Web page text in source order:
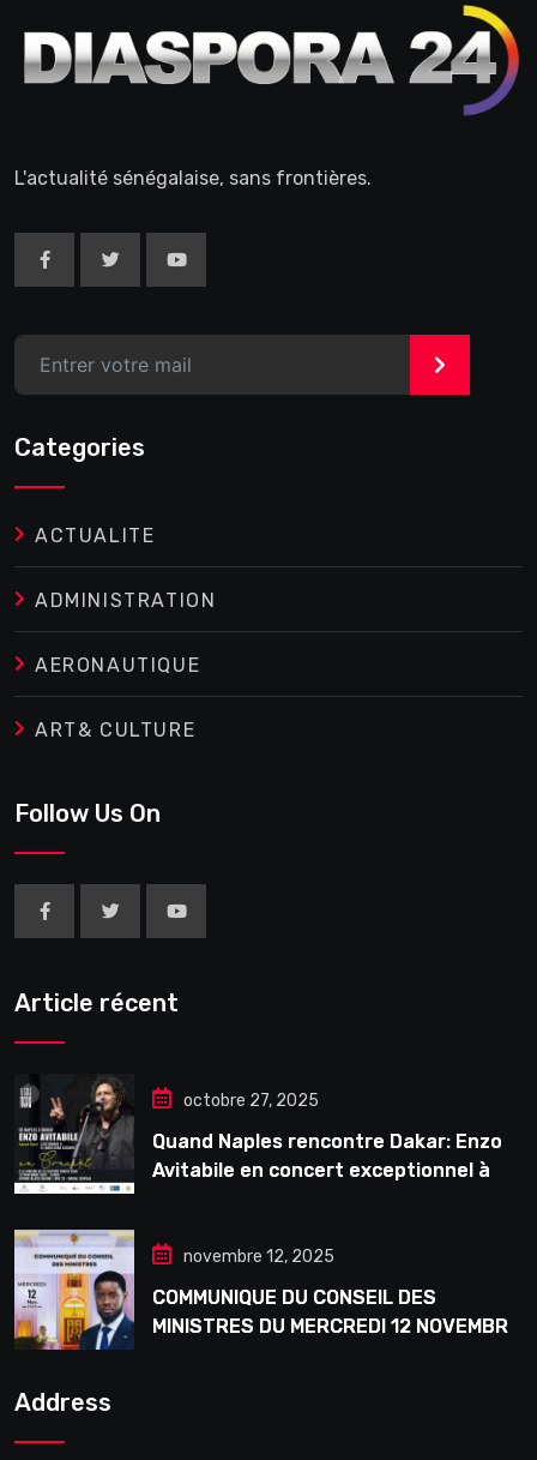
L'actualité sénégalaise, sans frontières.
>
Categories
ACTUALITE
ADMINISTRATION
AERONAUTIQUE
ART& CULTURE
Follow Us On
Article récent
octobre 27, 2025
Quand Naples rencontre Dakar: Enzo
Avitabile en concert exceptionnel à
novembre 12, 2025
COMMUNIQUE DU CONSEIL DES
MINISTRES DU MERCREDI 12 NOVEMBRE
Address